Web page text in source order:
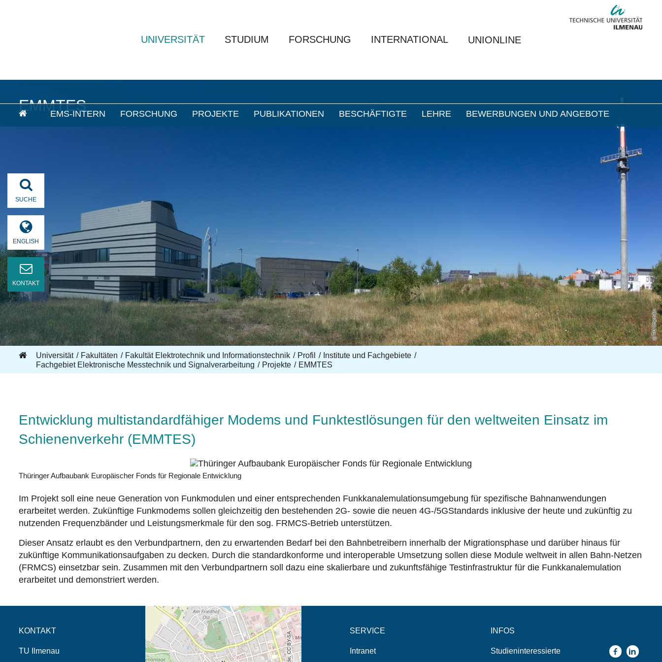
Development of multi-standard-capable Modems and
UNIVERSITÄT STUDIUM FORSCHUNG INTERNATIONAL UNIONLINE
EMMTES
EMS-INTERN FORSCHUNG PROJEKTE PUBLIKATIONEN BESCHÄFTIGTE LEHRE BEWERBUNGEN UND ANGEBOTE
TU Ilmenau
SUCHE
ENGLISH
KONTAKT
Universität Fakultäten Fakultät Elektrotechnik und Informationstechnik Profil
Institute und Fachgebiete
Fachgebiet Elektronische Messtechnik und Signalverarbeitung
Projekte EMMTES
Entwicklung multistandardfähiger Modems und Funktestlösungen für den weltweiten Einsatz im
Schienenverkehr (EMMTES)
Thüringer Aufbaubank Europäischer Fonds für Regionale Entwicklung
Im Projekt soll eine neue Generation von Funkmodulen und einer entsprechenden Funkkanalemulationsumgebung für spezifische Bahnanwendungen
erarbeitet werden. Zukünftige Funkmodems sollen gleichzeitig den bestehenden 2G- sowie die neuen 4G-/5GStandards inklusive der heute und zukünftig zu
nutzenden Frequenzbänder und Leistungsmerkmale für den sog. FRMCS-Betrieb unterstützen.
Dieser Ansatz erlaubt es den Verbundpartnern, den zu erwartenden Bedarf bei den Bahnbetreibern innerhalb der Migrationsphase und darüber hinaus für
zukünftige Kommunikationsaufgaben zu decken. Durch die standardkonforme und interoperable Umsetzung sollen diese Module weltweit in allen Bahn-Netzen
(FRMCS) einsetzbar sein. Zusammen mit den Verbundpartnern soll dazu eine skalierbare und zukunftsfähige Testinfrastruktur für die Funkkanalemulation
erarbeitet und demonstriert werden.
KONTAKT
TU Ilmenau
Öffnet die Anfahrtsbeschreibung in neuem
Tab (Karte)
SERVICE
Intranet
INFOS
Studieninteressierte